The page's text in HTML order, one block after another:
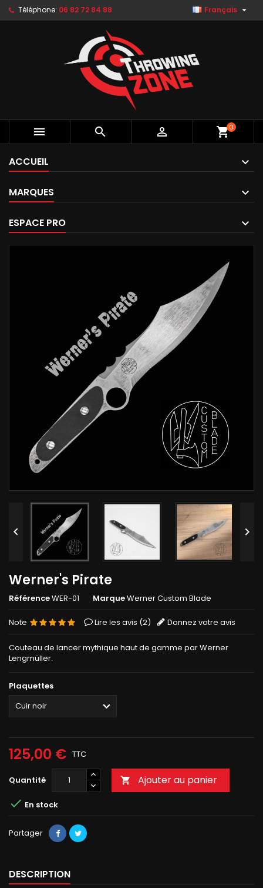
Téléphone: 06 82 72 84 88 Français 
   shopping_cart0
ACCUEIL
MARQUES
ESPACE PRO
 
Werner's Pirate
RéférenceWER-01 MarqueWerner Custom Blade
Note Lire les avis (2) Donnez votre avis
Couteau de lancer mythique haut de gamme par Werner
Lengmüller.
Plaquettes
125,00 € TTC
Quantité  Ajouter au panier
 En stock
Partager
DESCRIPTION